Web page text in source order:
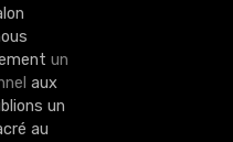
un
aux
un
au